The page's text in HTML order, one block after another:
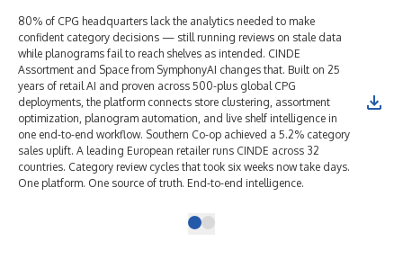
80% of CPG headquarters lack the analytics needed to make
confident category decisions — still running reviews on stale data
while planograms fail to reach shelves as intended. CINDE
Assortment and Space from SymphonyAI changes that. Built on 25
years of retail AI and proven across 500-plus global CPG
deployments, the platform connects store clustering, assortment
optimization, planogram automation, and live shelf intelligence in
one end-to-end workflow. Southern Co-op achieved a 5.2% category
sales uplift. A leading European retailer runs CINDE across 32
countries. Category review cycles that took six weeks now take days.
One platform. One source of truth. End-to-end intelligence.